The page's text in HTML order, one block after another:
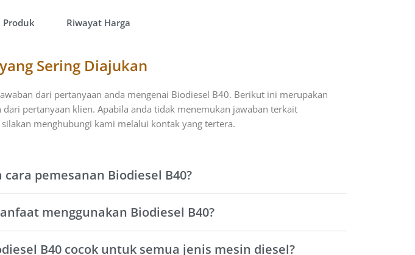
Produk​ Riwayat Harga​
Sering Diajukan
dari pertanyaan anda mengenai Biodiesel B40. Berikut ini merupakan
dari pertanyaan klien. Apabila anda tidak menemukan jawaban terkait
menghubungi kami melalui kontak yang tertera.
cara pemesanan Biodiesel B40?
menggunakan Biodiesel B40?
B40 cocok untuk semua jenis mesin diesel?